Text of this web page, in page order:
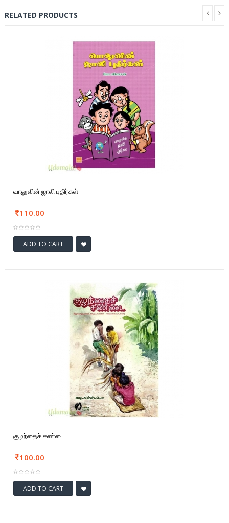
RELATED PRODUCTS
வாலுவின் ஜாலி புதிர்கள்
110.00
ADD TO CART
குழந்தைச் சண்டை
100.00
ADD TO CART